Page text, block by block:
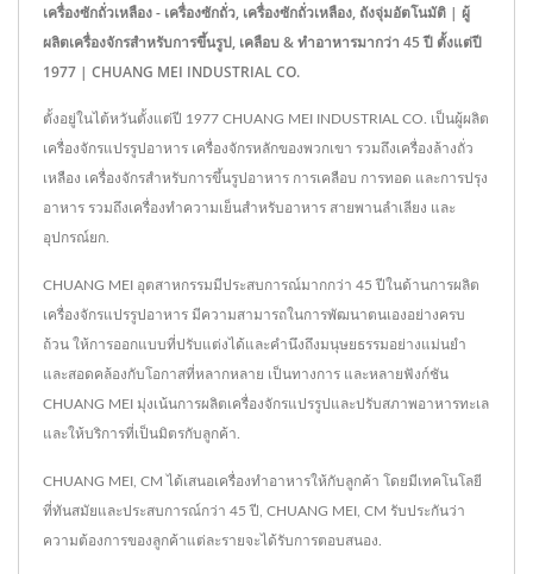
เครื่องซักถั่วเหลือง - เครื่องซักถั่ว, เครื่องซักถั่วเหลือง, ถังจุ่มอัตโนมัติ | ผู้
ผลิตเครื่องจักรสำหรับการขึ้นรูป, เคลือบ & ทำอาหารมากว่า 45 ปี ตั้งแต่ปี
1977 | CHUANG MEI INDUSTRIAL CO.
ตั้งอยู่ในไต้หวันตั้งแต่ปี 1977 CHUANG MEI INDUSTRIAL CO. เป็นผู้ผลิต
เครื่องจักรแปรรูปอาหาร เครื่องจักรหลักของพวกเขา รวมถึงเครื่องล้างถั่ว
เหลือง เครื่องจักรสำหรับการขึ้นรูปอาหาร การเคลือบ การทอด และการปรุง
อาหาร รวมถึงเครื่องทำความเย็นสำหรับอาหาร สายพานลำเลียง และ
อุปกรณ์ยก.
CHUANG MEI อุตสาหกรรมมีประสบการณ์มากกว่า 45 ปีในด้านการผลิต
เครื่องจักรแปรรูปอาหาร มีความสามารถในการพัฒนาตนเองอย่างครบ
ถ้วน ให้การออกแบบที่ปรับแต่งได้และคำนึงถึงมนุษยธรรมอย่างแม่นยำ
และสอดคล้องกับโอกาสที่หลากหลาย เป็นทางการ และหลายฟังก์ชัน
CHUANG MEI มุ่งเน้นการผลิตเครื่องจักรแปรรูปและปรับสภาพอาหารทะเล
และให้บริการที่เป็นมิตรกับลูกค้า.
CHUANG MEI, CM ได้เสนอเครื่องทำอาหารให้กับลูกค้า โดยมีเทคโนโลยี
ที่ทันสมัยและประสบการณ์กว่า 45 ปี, CHUANG MEI, CM รับประกันว่า
ความต้องการของลูกค้าแต่ละรายจะได้รับการตอบสนอง.